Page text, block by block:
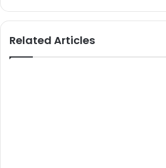
Related Articles